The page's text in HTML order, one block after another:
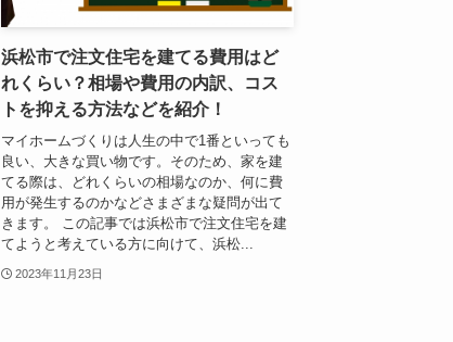
浜松市で注文住宅を建てる費用はど
れくらい？相場や費用の内訳、コス
トを抑える方法などを紹介！
マイホームづくりは人生の中で1番といっても
良い、大きな買い物です。そのため、家を建
てる際は、どれくらいの相場なのか、何に費
用が発生するのかなどさまざまな疑問が出て
きます。 この記事では浜松市で注文住宅を建
てようと考えている方に向けて、浜松...
2023年11月23日